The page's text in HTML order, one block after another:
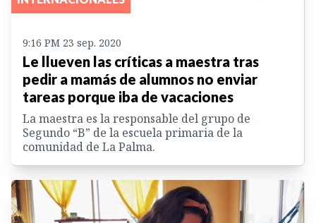
9:16 PM 23 sep. 2020
Le llueven las críticas a maestra tras
pedir a mamás de alumnos no enviar
tareas porque iba de vacaciones
La maestra es la responsable del grupo de
Segundo “B” de la escuela primaria de la
comunidad de La Palma.